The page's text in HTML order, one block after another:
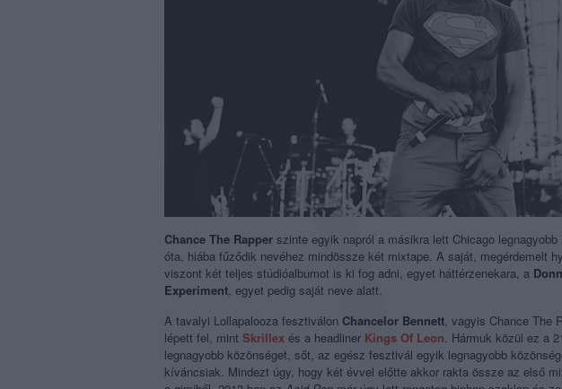
Chance The Rapper szinte egyik napról a másikra lett Chicago legnagyobb
óta, hiába fűződik nevéhez mindössze két mixtape. A saját, megérdemelt
viszont két teljes stúdióalbumot is ki fog adni, egyet háttérzenekara, a
Experiment, egyet pedig saját neve alatt.
A tavalyi Lollapalooza fesztiválon Chancelor Bennett, vagyis Chance The
lépett fel, mint Skrillex és a headliner Kings Of Leon. Hármuk közül ez a
legnagyobb közönséget, sőt, az egész fesztivál egyik legnagyobb
kíváncsiak. Mindezt úgy, hogy két évvel előtte akkor rakta össze az első